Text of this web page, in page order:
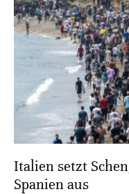
Italien setzt
Spanien aus